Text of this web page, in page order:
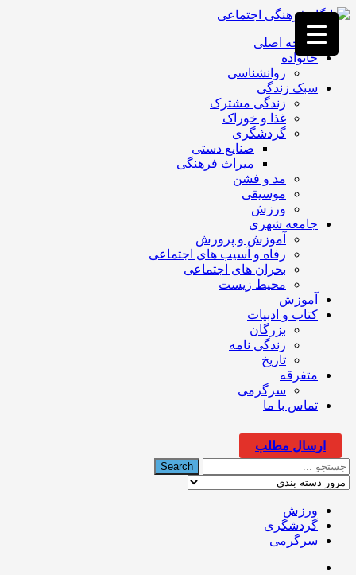
فصد
خون
غرب
تهران
خشکشویی
تصفیه
تهران
صفحه اصلی
خانواده
روانشناسی
سبک زندگی
زندگی مشترک
غذا و خوراک
گردشگری
صنایع دستی
میراث فرهنگی
مد و فشن
موسیقی
ورزش
جامعه شهری
آموزش و پرورش
رفاه و آسیب های اجتماعی
بحران های اجتماعی
محیط زیست
آموزش
کتاب و ادبیات
بزرگان
زندگی نامه
تاریخ
متفرقه
سرگرمی
تماس با ما
ارسال مطلب
ورزش
گردشگری
سرگرمی